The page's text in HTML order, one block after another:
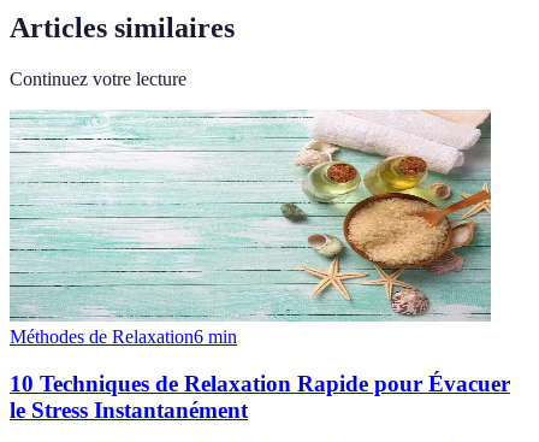
Articles similaires
Continuez votre lecture
Méthodes de Relaxation6 min
10 Techniques de Relaxation Rapide pour Évacuer
le Stress Instantanément